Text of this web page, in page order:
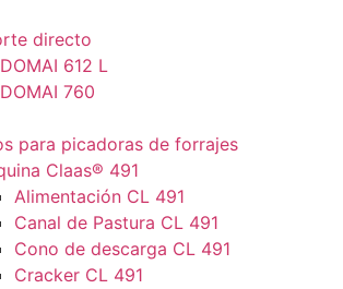
directo
612 L
760
para picadoras de forrajes
Claas® 491
Alimentación CL 491
Canal de Pastura CL 491
Cono de descarga CL 491
Cracker CL 491